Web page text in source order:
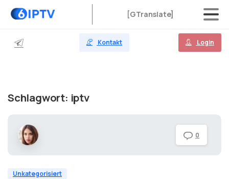
[GTranslate]
Kontakt Login
Schlagwort: iptv
0
Unkategorisiert